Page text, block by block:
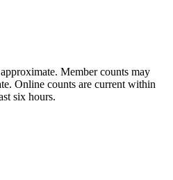
Member counts may
Online counts are current within
six hours.